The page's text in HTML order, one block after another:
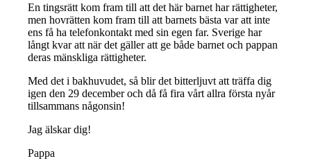
En tingsrätt kom fram till att det här barnet har rättigheter,
men hovrätten kom fram till att barnets bästa var att inte
ens få ha telefonkontakt med sin egen far. Sverige har
långt kvar att när det gäller att ge både barnet och pappan
deras mänskliga rättigheter.
Med det i bakhuvudet, så blir det bitterljuvt att träffa dig
igen den 29 december och då få fira vårt allra första nyår
tillsammans någonsin!
Jag älskar dig!
Pappa